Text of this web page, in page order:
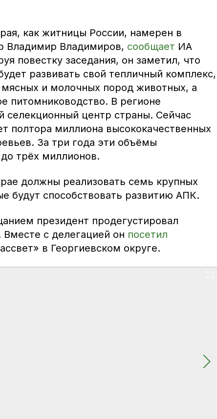
как житницы России, намерен в
Владимир Владимиров, сообщает ИА
повестку заседания, он заметил, что
развивать свой тепличный комплекс,
мясных и молочных пород животных, а
питомниководство. В регионе
селекционный центр страны. Сейчас
полтора миллиона высококачественных
За три года эти объёмы
трёх миллионов.
должны реализовать семь крупных
будут способствовать развитию АПК.
президент продегустировал
Вместе с делегацией он посетил
в Георгиевском округе.